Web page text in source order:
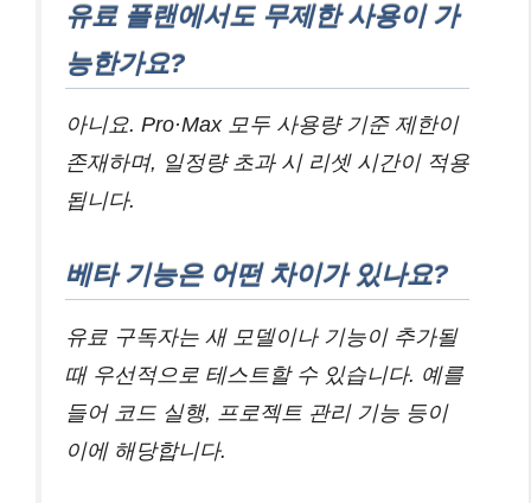
유료 플랜에서도 무제한 사용이 가
능한가요?
아니요. Pro·Max 모두 사용량 기준 제한이
존재하며, 일정량 초과 시 리셋 시간이 적용
됩니다.
베타 기능은 어떤 차이가 있나요?
유료 구독자는 새 모델이나 기능이 추가될
때 우선적으로 테스트할 수 있습니다. 예를
들어 코드 실행, 프로젝트 관리 기능 등이
이에 해당합니다.